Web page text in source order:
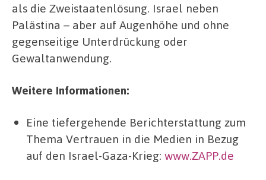
als die Zweistaatenlösung. Israel neben
Palästina – aber auf Augenhöhe und ohne
gegenseitige Unterdrückung oder
Gewaltanwendung.
Weitere Informationen:
Eine tiefergehende Berichterstattung zum
Thema Vertrauen in die Medien in Bezug
auf den Israel-Gaza-Krieg:www.ZAPP.de